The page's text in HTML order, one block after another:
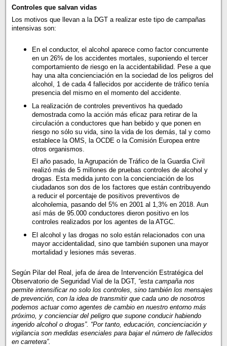
Controles que salvan vidas
Los motivos que llevan a la DGT a realizar este tipo de campañas
intensivas son:
En el conductor, el alcohol aparece como factor concurrente
en un 26% de los accidentes mortales, suponiendo el tercer
comportamiento de riesgo en la accidentabilidad. Pese a que
hay una alta concienciación en la sociedad de los peligros del
alcohol, 1 de cada 4 fallecidos por accidente de tráfico tenía
presencia del mismo en el momento del accidente.
La realización de controles preventivos ha quedado
demostrada como la acción más eficaz para retirar de la
circulación a conductores que han bebido y que ponen en
riesgo no sólo su vida, sino la vida de los demás, tal y como
establece la OMS, la OCDE o la Comisión Europea entre
otros organismos.
El año pasado, la Agrupación de Tráfico de la Guardia Civil
realizó más de 5 millones de pruebas controles de alcohol y
drogas. Esta medida junto con la concienciación de los
ciudadanos son dos de los factores que están contribuyendo
a reducir el porcentaje de positivos preventivos de
alcoholemia, pasando del 5% en 2001 al 1,3% en 2018. Aun
así más de 95.000 conductores dieron positivo en los
controles realizados por los agentes de la ATGC.
El alcohol y las drogas no solo están relacionados con una
mayor accidentalidad, sino que también suponen una mayor
mortalidad y lesiones más severas.
Según Pilar del Real, jefa de área de Intervención Estratégica del
Observatorio de Seguridad Vial de la DGT, “esta campaña nos
permite intensificar no solo los controles, sino también los mensajes
de prevención, con la idea de transmitir que cada uno de nosotros
podemos actuar como agentes de cambio en nuestro entorno más
próximo, y concienciar del peligro que supone conducir habiendo
ingerido alcohol o drogas”. “Por tanto, educación, concienciación y
vigilancia son medidas esenciales para bajar el número de fallecidos
en carretera”.